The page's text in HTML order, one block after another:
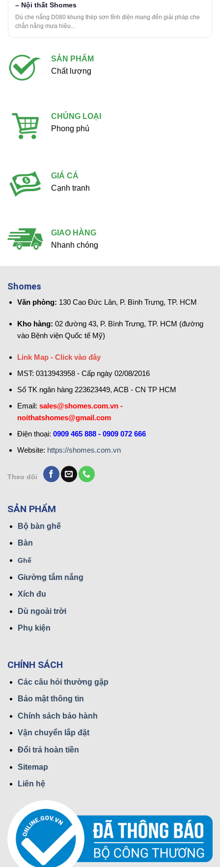
– Nội thất Shomes
Dù che nắng D080 khung thép sơn tĩnh điện mang đến giải pháp che
chắn nắng mưa hiệu...
SẢN PHẨM
Chất lượng
CHỦNG LOẠI
Phong phú
GIÁ CẢ
Cạnh tranh
GIAO HÀNG
Nhanh chóng
Shomes
Văn phòng: 130 Cao Đức Lân, P. Bình Trưng, TP. HCM
Kho hàng: 02 đường 43, P. Bình Trưng, TP. HCM (đường
vào Bệnh viện Quốc tế Mỹ)
Link Map - Click vào đây
MST: 0313943958 - Cấp ngày 02/08/2016
Số TK ngân hàng 223623449, ACB - CN TP HCM
Email: sales@shomes.com.vn -
noithatshomes@gmail.com
Điện thoại: 0909 465 888 - 0909 072 666
Website: https://shomes.com.vn
Theo dõi
SẢN PHẨM
Bộ bàn ghế
Bàn
Ghế
Giường tắm nắng
Xích đu
Dù ngoài trời
Phụ kiện
CHÍNH SÁCH
Các câu hỏi thường gặp
Bảo mật thông tin
Chính sách bảo hành
Vận chuyển lắp đặt
Đổi trả hoàn tiền
Sitemap
Liên hệ